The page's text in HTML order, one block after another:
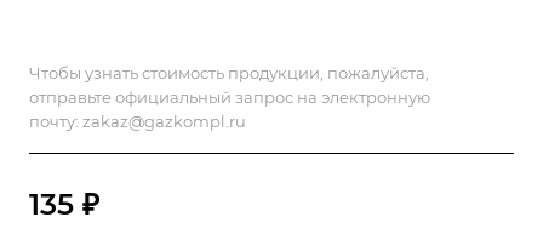
Чтобы узнать стоимость продукции, пожалуйста,
отправьте официальный запрос на электронную
почту: zakaz@gazkompl.ru
135 ₽